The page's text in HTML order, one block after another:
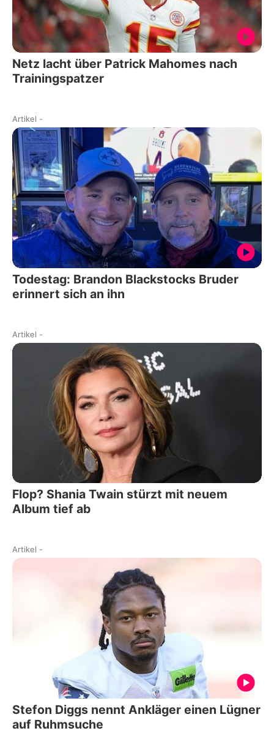
Netz lacht über Patrick Mahomes nach
Trainingspatzer
Artikel -
Todestag: Brandon Blackstocks Bruder
erinnert sich an ihn
Artikel -
Flop? Shania Twain stürzt mit neuem
Album tief ab
Artikel -
Stefon Diggs nennt Ankläger einen Lügner
auf Ruhmsuche